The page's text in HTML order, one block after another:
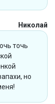
Николай
точь
но